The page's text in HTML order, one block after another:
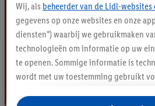
a
l
e
p
r
o
u
Wij, als beheerder van de Lidl-websites
gegevens op onze websites en onze
diensten”) waarbij we gebruikmaken
technologieën om informatie op uw
te openen. Sommige informatie is
wordt met uw toestemming gebruikt